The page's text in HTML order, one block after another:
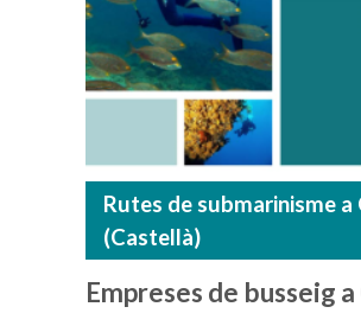
Rutes de submarinisme a
(Castellà)
Empreses de busseig